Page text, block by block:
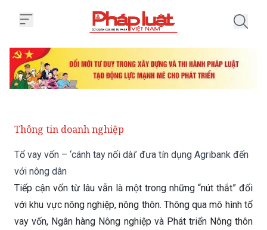
Thông tin doanh nghiệp
Tổ vay vốn – ‘cánh tay nối dài’ đưa tín dụng Agribank đến
với nông dân
Tiếp cận vốn từ lâu vẫn là một trong những “nút thắt” đối
với khu vực nông nghiệp, nông thôn. Thông qua mô hình tổ
vay vốn, Ngân hàng Nông nghiệp và Phát triển Nông thôn